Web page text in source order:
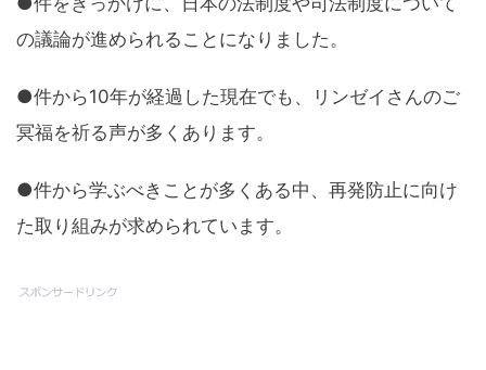
の議論が進められることになりました。
●件から10年が経過した現在でも、リンゼイさんのご
冥福を祈る声が多くあります。
●件から学ぶべきことが多くある中、再発防止に向け
た取り組みが求められています。